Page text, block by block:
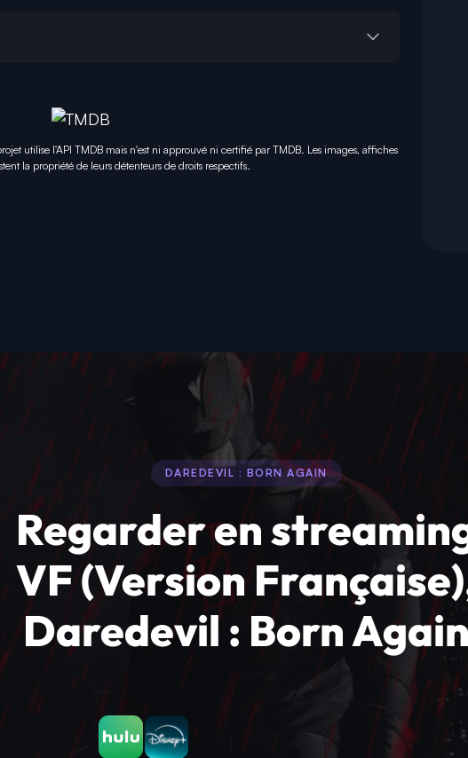
utilise l'API TMDB mais n'est ni approuvé ni certifié par TMDB. Les images, affiches
la propriété de leurs détenteurs de droits respectifs.
DAREDEVIL : BORN AGAIN
Regarder en
VF (Version
Daredevil : Born Again